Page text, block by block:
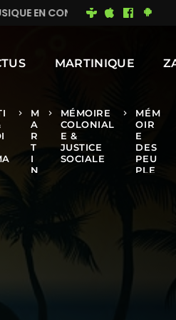
MIMI DU 93 BONNE
MARTINIQUE
keyboard_arrow_right
M
A
R
T
I
N
keyboard_arrow_right
MÉMOIRE
COLONIAL
E &
JUSTICE
SOCIALE
keyboard_arrow_right
MÉM
OIR
E
DES
PEU
PLE